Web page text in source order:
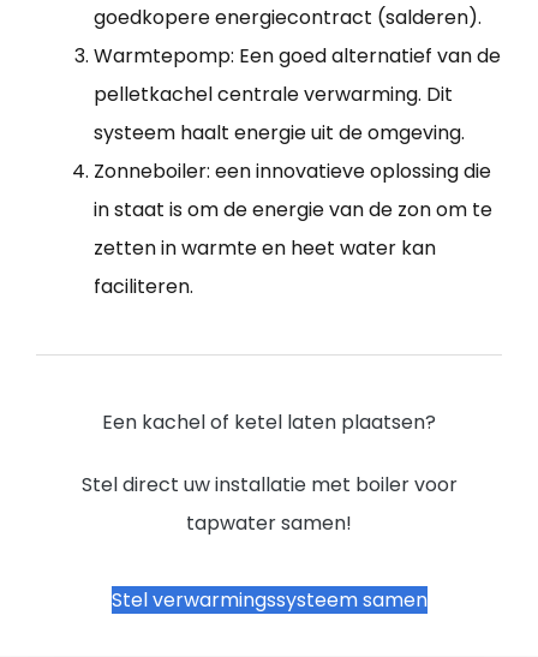
goedkopere energiecontract (salderen).
Warmtepomp: Een goed alternatief van de
pelletkachel centrale verwarming. Dit
systeem haalt energie uit de omgeving.
Zonneboiler: een innovatieve oplossing die
in staat is om de energie van de zon om te
zetten in warmte en heet water kan
faciliteren.
Een kachel of ketel laten plaatsen?
Stel direct uw installatie met boiler voor
tapwater samen!
Stel verwarmingssysteem samen